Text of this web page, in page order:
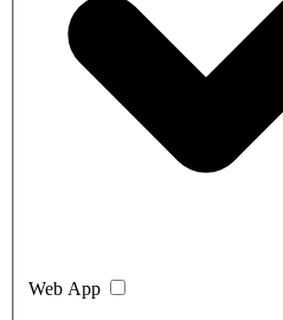
Web App